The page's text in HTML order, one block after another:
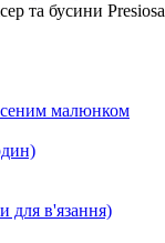
та бусини Presiosa
малюнком
для в'язання)